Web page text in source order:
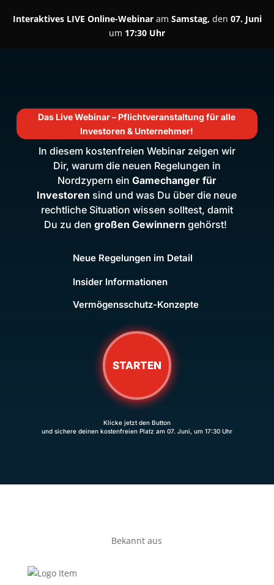
Interaktives LIVE Online-Webinar am Samstag, den 07. Juni
um 17:30 Uhr
Das Live Webinar – Pflichtveranstaltung für alle
Investoren & Unternehmer!
In diesem kostenfreien Webinar zeigen wir
Dir, warum die neuen Regelungen in
Nordzypern ein Gamechanger für
Investoren sind und was Du über die neue
rechtliche Situation wissen solltest, damit
Du zu dengroßen Gewinnern gehörst!
Neue Regelungen im Detail
Insider Informationen
Vermögensschutz-Konzepte
STARTEN
Klicke jetzt den Button
und sichere deinen kostenfreien Platz am 07. Juni, um 17:30 Uhr
Bekannt aus